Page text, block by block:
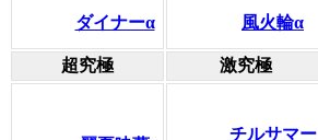
ダイナーα 風火輪α
超究極
激究極
チルサマー